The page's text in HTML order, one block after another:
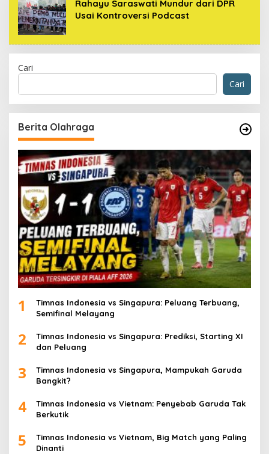
Rahayu Saraswati Mundur dari DPR
Usai Kontroversi Podcast
Cari
Cari
Berita Olahraga
1
Timnas Indonesia vs Singapura: Peluang Terbuang,
Semifinal Melayang
2
Timnas Indonesia vs Singapura: Prediksi, Starting XI
dan Peluang
3
Timnas Indonesia vs Singapura, Mampukah Garuda
Bangkit?
4
Timnas Indonesia vs Vietnam: Penyebab Garuda Tak
Berkutik
5
Timnas Indonesia vs Vietnam, Big Match yang Paling
Dinanti